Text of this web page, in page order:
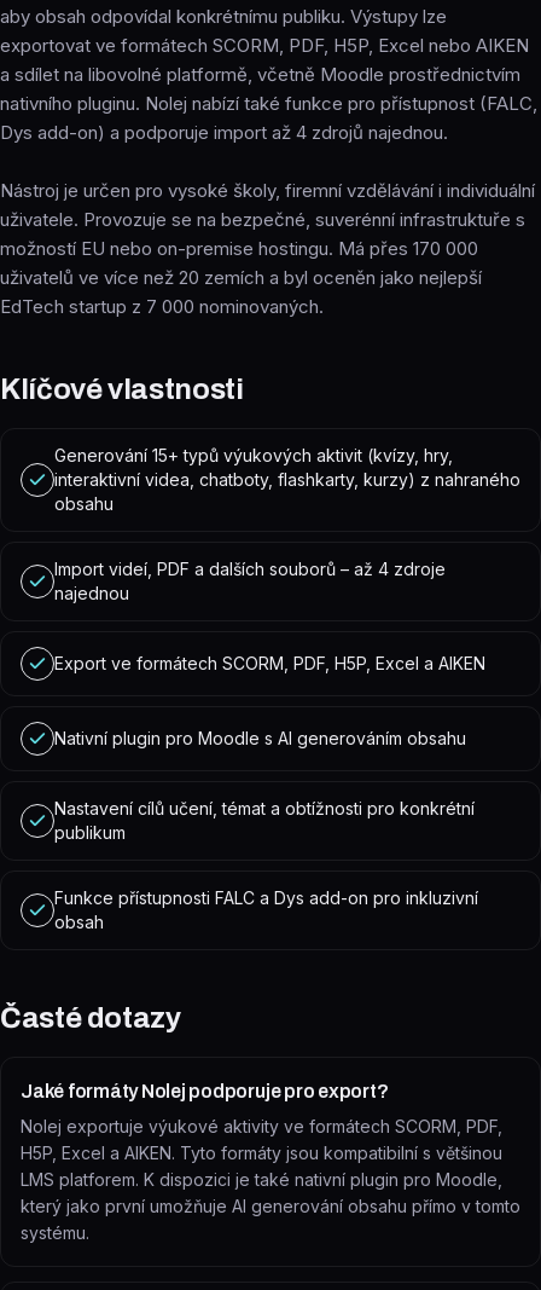
aby obsah odpovídal konkrétnímu publiku. Výstupy lze
exportovat ve formátech SCORM, PDF, H5P, Excel nebo AIKEN
a sdílet na libovolné platformě, včetně Moodle prostřednictvím
nativního pluginu. Nolej nabízí také funkce pro přístupnost (FALC,
Dys add-on) a podporuje import až 4 zdrojů najednou.
Nástroj je určen pro vysoké školy, firemní vzdělávání i individuální
uživatele. Provozuje se na bezpečné, suverénní infrastruktuře s
možností EU nebo on-premise hostingu. Má přes 170 000
uživatelů ve více než 20 zemích a byl oceněn jako nejlepší
EdTech startup z 7 000 nominovaných.
Klíčové vlastnosti
Generování 15+ typů výukových aktivit (kvízy, hry,
interaktivní videa, chatboty, flashkarty, kurzy) z nahraného
obsahu
Import videí, PDF a dalších souborů – až 4 zdroje
najednou
Export ve formátech SCORM, PDF, H5P, Excel a AIKEN
Nativní plugin pro Moodle s AI generováním obsahu
Nastavení cílů učení, témat a obtížnosti pro konkrétní
publikum
Funkce přístupnosti FALC a Dys add-on pro inkluzivní
obsah
Časté dotazy
Jaké formáty Nolej podporuje pro export?
Nolej exportuje výukové aktivity ve formátech SCORM, PDF,
H5P, Excel a AIKEN. Tyto formáty jsou kompatibilní s většinou
LMS platforem. K dispozici je také nativní plugin pro Moodle,
který jako první umožňuje AI generování obsahu přímo v tomto
systému.